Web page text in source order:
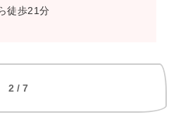
徒歩21分
2 / 7